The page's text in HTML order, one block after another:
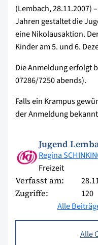
(Lembach, 28.11.2007)
Jahren gestaltet die
eine Nikolausaktion.
Kinder am 5. und 6.
Die Anmeldung erfolgt
07286/7250 abends).
Falls ein Krampus
der Anmeldung
Jugend
Regina
Freizeit
Verfasst am:
Zugriffe:
120
Alle
Alle